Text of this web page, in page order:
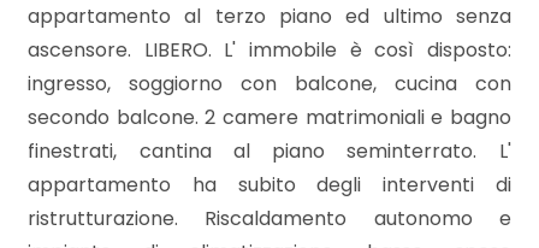
appartamento al terzo piano ed ultimo senza
ascensore. LIBERO. L' immobile è così disposto:
ingresso, soggiorno con balcone, cucina con
secondo balcone. 2 camere matrimoniali e bagno
finestrati, cantina al piano seminterrato. L'
appartamento ha subito degli interventi di
ristrutturazione. Riscaldamento autonomo e
mq
Locali